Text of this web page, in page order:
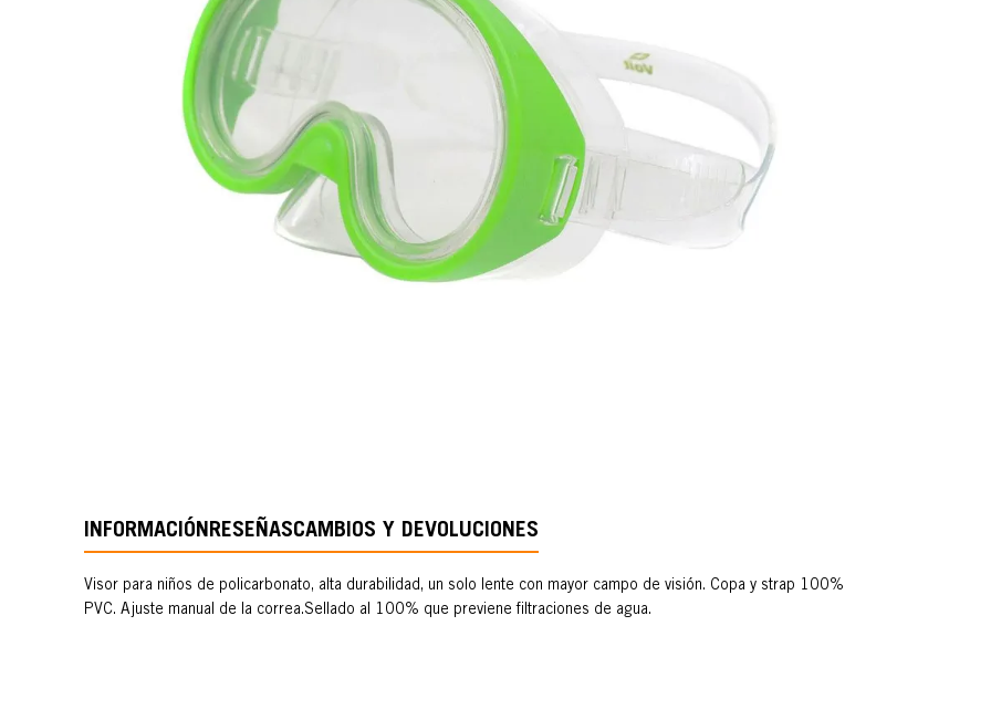
INFORMACIÓNRESEÑASCAMBIOS Y DEVOLUCIONES
Visor para niños de policarbonato, alta durabilidad, un solo lente con mayor campo de visión. Copa y strap 100%
PVC. Ajuste manual de la correa.Sellado al 100% que previene filtraciones de agua.